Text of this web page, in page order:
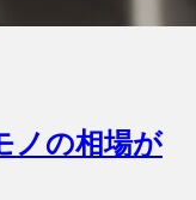
ノの相場が